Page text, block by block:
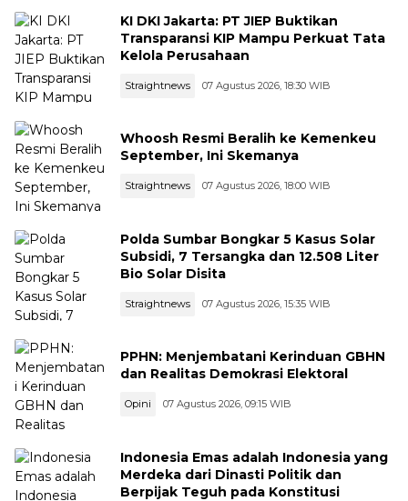
KI DKI Jakarta: PT JIEP Buktikan
Transparansi KIP Mampu Perkuat Tata
Kelola Perusahaan
Straightnews 07 Agustus 2026, 18:30 WIB
Whoosh Resmi Beralih ke Kemenkeu
September, Ini Skemanya
Straightnews 07 Agustus 2026, 18:00 WIB
Polda Sumbar Bongkar 5 Kasus Solar
Subsidi, 7 Tersangka dan 12.508 Liter
Bio Solar Disita
Straightnews 07 Agustus 2026, 15:35 WIB
PPHN: Menjembatani Kerinduan GBHN
dan Realitas Demokrasi Elektoral
Opini 07 Agustus 2026, 09:15 WIB
Indonesia Emas adalah Indonesia yang
Merdeka dari Dinasti Politik dan
Berpijak Teguh pada Konstitusi